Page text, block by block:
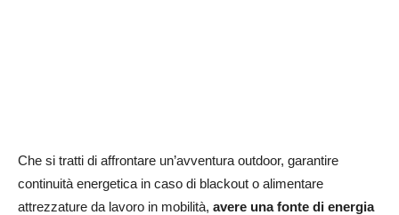
Che si tratti di affrontare un’avventura outdoor, garantire
continuità energetica in caso di blackout o alimentare
attrezzature da lavoro in mobilità, avere una fonte di energia